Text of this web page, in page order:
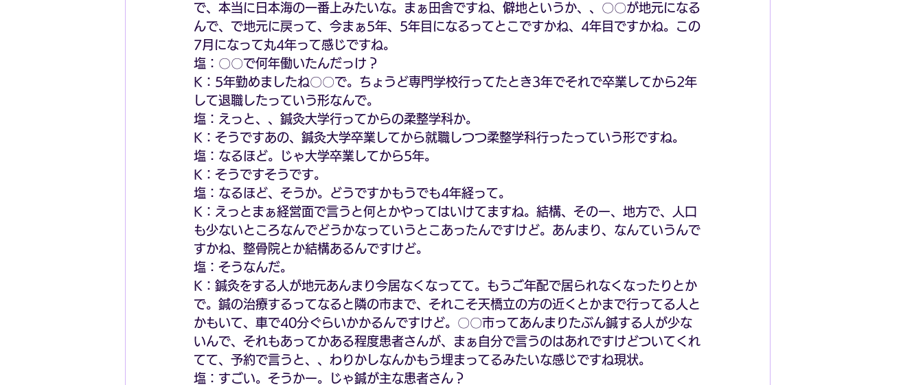
で、本当に日本海の一番上みたいな。まぁ田舎ですね、僻地というか、、〇〇が地元になる
んで、で地元に戻って、今まぁ5年、5年目になるってとこですかね、4年目ですかね。この
7月になって丸4年って感じですね。
塩：〇〇で何年働いたんだっけ？
K：5年勤めましたね〇〇で。ちょうど専門学校行ってたとき3年でそれで卒業してから2年
して退職したっていう形なんで。
塩：えっと、、鍼灸大学行ってからの柔整学科か。
K：そうですあの、鍼灸大学卒業してから就職しつつ柔整学科行ったっていう形ですね。
塩：なるほど。じゃ大学卒業してから5年。
K：そうですそうです。
塩：なるほど、そうか。どうですかもうでも4年経って。
K：えっとまぁ経営面で言うと何とかやってはいけてますね。結構、そのー、地方で、人口
も少ないところなんでどうかなっていうとこあったんですけど。あんまり、なんていうんで
すかね、整骨院とか結構あるんですけど。
塩：そうなんだ。
K：鍼灸をする人が地元あんまり今居なくなってて。もうご年配で居られなくなったりとか
で。鍼の治療するってなると隣の市まで、それこそ天橋立の方の近くとかまで行ってる人と
かもいて、車で40分ぐらいかかるんですけど。〇〇市ってあんまりたぶん鍼する人が少な
いんで、それもあってかある程度患者さんが、まぁ自分で言うのはあれですけどついてくれ
てて、予約で言うと、、わりかしなんかもう埋まってるみたいな感じですね現状。
塩：すごい。そうかー。じゃ鍼が主な患者さん？